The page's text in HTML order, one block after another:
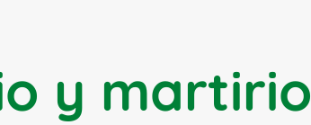
y martirio